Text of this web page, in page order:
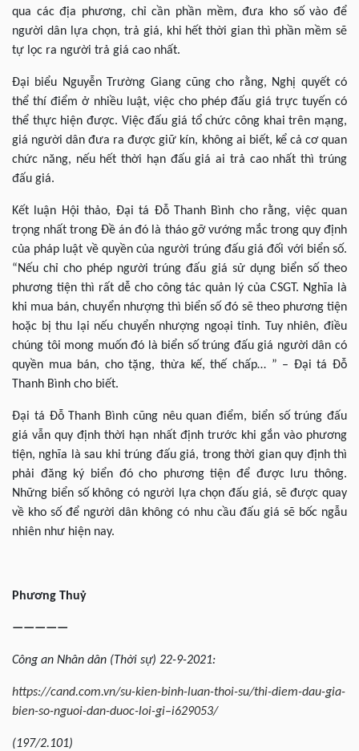
qua các địa phương, chỉ cần phần mềm, đưa kho số vào để
người dân lựa chọn, trả giá, khi hết thời gian thì phần mềm sẽ
tự lọc ra người trả giá cao nhất.
Đại biểu Nguyễn Trường Giang cũng cho rằng, Nghị quyết có
thể thí điểm ở nhiều luật, việc cho phép đấu giá trực tuyến có
thể thực hiện được. Việc đấu giá tổ chức công khai trên mạng,
giá người dân đưa ra được giữ kín, không ai biết, kể cả cơ quan
chức năng, nếu hết thời hạn đấu giá ai trả cao nhất thì trúng
đấu giá.
Kết luận Hội thảo, Đại tá Đỗ Thanh Bình cho rằng, việc quan
trọng nhất trong Đề án đó là tháo gỡ vướng mắc trong quy định
của pháp luật về quyền của người trúng đấu giá đối với biển số.
“Nếu chỉ cho phép người trúng đấu giá sử dụng biển số theo
phương tiện thì rất dễ cho công tác quản lý của CSGT. Nghĩa là
khi mua bán, chuyển nhượng thì biển số đó sẽ theo phương tiện
hoặc bị thu lại nếu chuyển nhượng ngoại tỉnh. Tuy nhiên, điều
chúng tôi mong muốn đó là biển số trúng đấu giá người dân có
quyền mua bán, cho tặng, thừa kế, thế chấp… ” – Đại tá Đỗ
Thanh Bình cho biết.
Đại tá Đỗ Thanh Bình cũng nêu quan điểm, biển số trúng đấu
giá vẫn quy định thời hạn nhất định trước khi gắn vào phương
tiện, nghĩa là sau khi trúng đấu giá, trong thời gian quy định thì
phải đăng ký biển đó cho phương tiện để được lưu thông.
Những biển số không có người lựa chọn đấu giá, sẽ được quay
về kho số để người dân không có nhu cầu đấu giá sẽ bốc ngẫu
nhiên như hiện nay.
Phương Thuỷ
—————
Công an Nhân dân (Thời sự) 22-9-2021:
https://cand.com.vn/su-kien-binh-luan-thoi-su/thi-diem-dau-gia-
bien-so-nguoi-dan-duoc-loi-gi–i629053/
(197/2.101)